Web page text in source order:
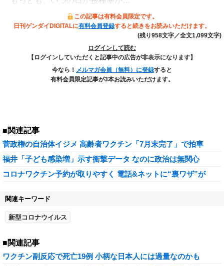
この記事は有料会員限定です。
日刊ゲンダイDIGITALに有料会員登録すると続きをお読みいただけます。
(残り958文字／全文1,099文字)
ログインして読む
【ログインしていただくと記事中の広告が非表示になります】
今なら！ メルマガ会員（無料）に登録すると
有料会員限定記事が3本お読みいただけます。
■関連記事
菅政権の自治体イジメ 高齢者ワクチン「7月末完了」で拍車
福井「子ども感染増」示す衝撃データ なのに政治は無関心
コロナワクチン予約が取りやすく 電話&ネットに“裏ワザ”が
関連キーワード
新型コロナウイルス
■関連記事
ワクチン副反応で死亡19例 小柄な日本人には過量なのかも